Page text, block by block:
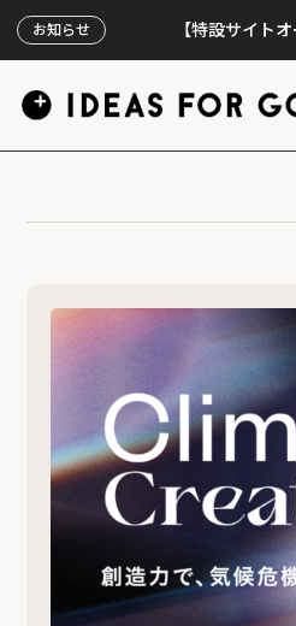
お知らせ 【特設サイトオープ